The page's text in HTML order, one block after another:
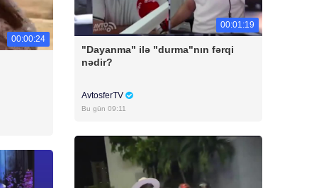
00:00:24
00:01:19
"Dayanma" ilə "durma"nın fərqi
nədir?
AvtosferTV
Bu gün 09:11